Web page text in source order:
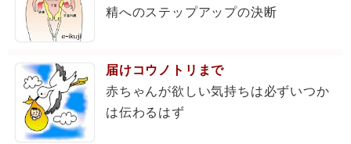
精へのステップアップの決断
届けコウノトリまで
赤ちゃんが欲しい気持ちは必ずいつか
は伝わるはず